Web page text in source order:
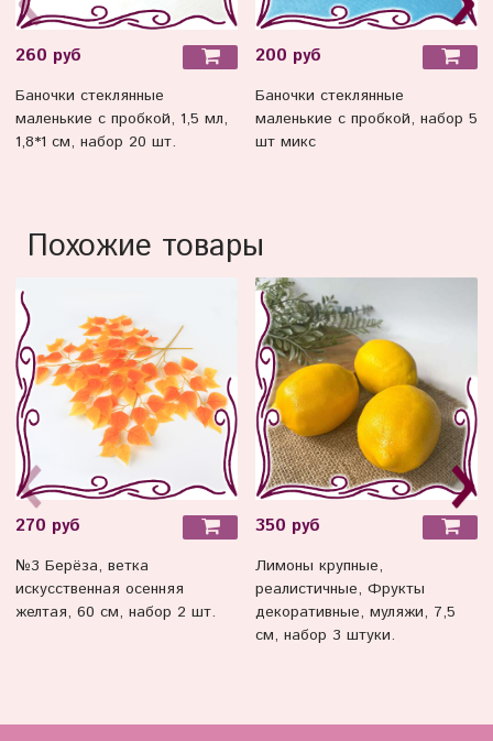
260 руб
Баночки стеклянные
маленькие с пробкой, 1,5 мл,
1,8*1 см, набор 20 шт.
200 руб
Баночки стеклянные
маленькие с пробкой, набор 5
шт микс
Похожие товары
270 руб
№3 Берёза, ветка
искусственная осенняя
желтая, 60 см, набор 2 шт.
350 руб
Лимоны крупные,
реалистичные, Фрукты
декоративные, муляжи, 7,5
см, набор 3 штуки.